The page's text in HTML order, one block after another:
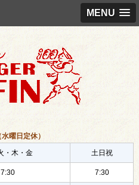
MENU
曜日定休）
・木・金
土日祝
7:30 7:30